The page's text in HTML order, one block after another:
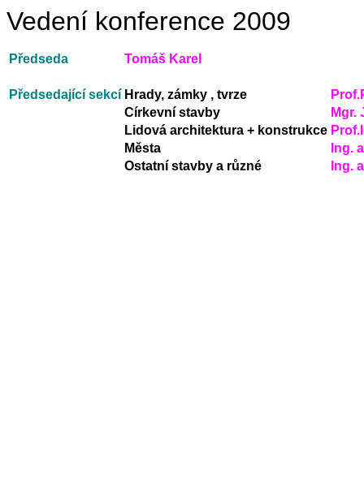
Vedení konference 2009
Předseda Tomáš Karel
Předsedající sekcí Hrady, zámky , tvrze
Církevní stavby
Mgr.
Lidová architektura + konstrukce
Města
Ing.
Ostatní stavby a různé
Ing.